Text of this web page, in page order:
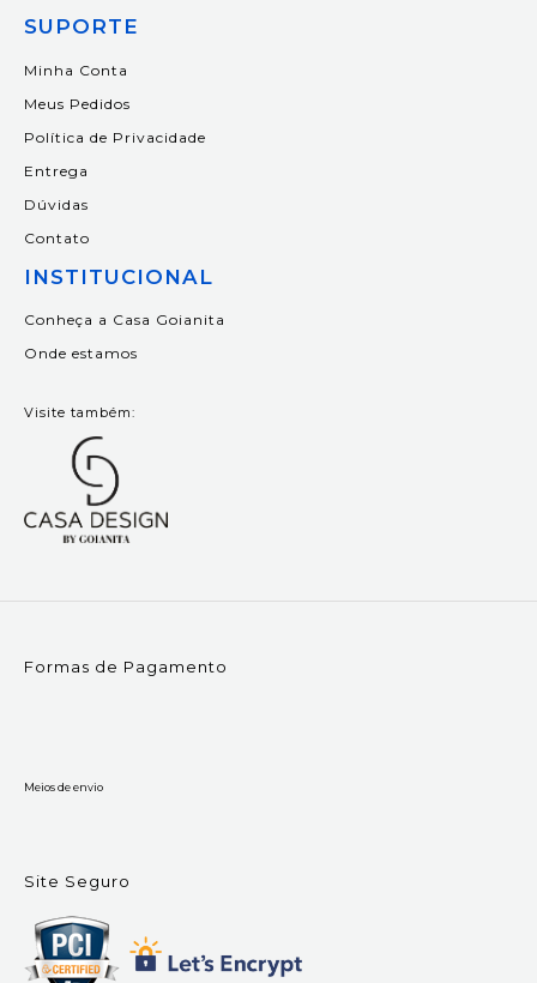
SUPORTE
Minha Conta
Meus Pedidos
Política de Privacidade
Entrega
Dúvidas
Contato
INSTITUCIONAL
Conheça a Casa Goianita
Onde estamos
Visite também:
Formas de Pagamento
Meios de envio
Site Seguro